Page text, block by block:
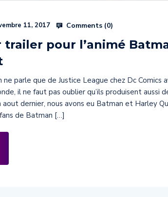
11, 2017 Comments (0)
trailer pour l’animé
ne parle que de Justice League chez Dc Comics
il ne faut pas oublier qu’ils produisent aussi
aout dernier, nous avons eu Batman et Harley
de Batman […]